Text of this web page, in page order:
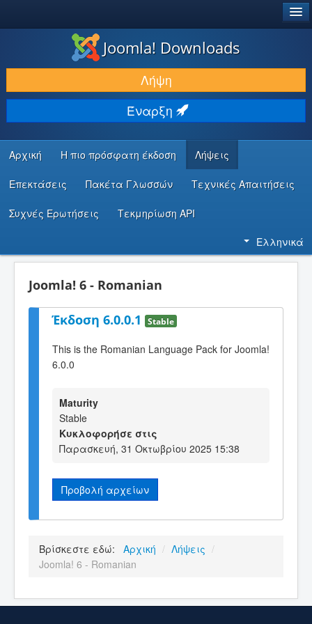
ΛΉΨΕΙΣ & ΕΠΕΚΤΆΣΕΙΣ
ΕΎΡΕΣΗ & ΜΆΘΗΣΗ
ΚΟΙΝΌΤΗΤΑ & ΥΠΟΣΤΉΡΙΞΗ
ΠΌΡΟΙ ΠΡΟΓΡΑΜΜΑΤΙΣΤΏΝ
Joomla! Downloads
Λήψη
Έναρξη
Αρχική Η πιο πρόσφατη έκδοση Λήψεις
Επεκτάσεις Πακέτα Γλωσσών Τεχνικές Απαιτήσεις
Συχνές Ερωτήσεις Τεκμηρίωση API
Ελληνικά
Joomla! 6 - Romanian
Έκδοση 6.0.0.1 Stable
This is the Romanian Language Pack for Joomla!
6.0.0
Maturity
Stable
Κυκλοφορήσε στις
Παρασκευή, 31 Οκτωβρίου 2025 15:38
Προβολή αρχείων
Βρίσκεστε εδώ: Αρχική / Λήψεις /
Joomla! 6 - Romanian